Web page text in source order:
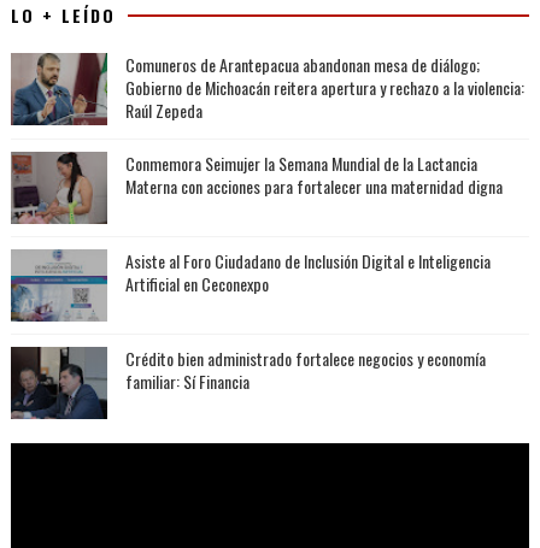
LO + LEÍDO
Comuneros de Arantepacua abandonan mesa de diálogo;
Gobierno de Michoacán reitera apertura y rechazo a la violencia:
Raúl Zepeda
Conmemora Seimujer la Semana Mundial de la Lactancia
Materna con acciones para fortalecer una maternidad digna
Asiste al Foro Ciudadano de Inclusión Digital e Inteligencia
Artificial en Ceconexpo
Crédito bien administrado fortalece negocios y economía
familiar: Sí Financia